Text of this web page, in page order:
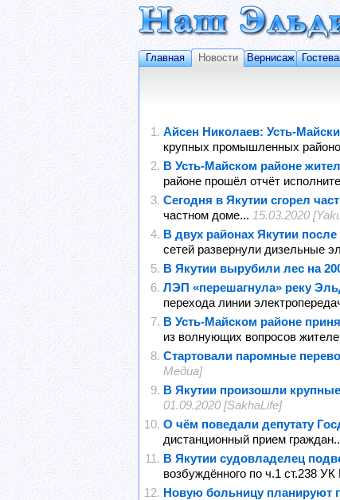
Главная Новости Вернисаж
Айсен Николаев: Усть-
крупных промышленных
В Усть-Майском районе
районе прошёл отчёт
Сегодня в Якутии сгорел
частном доме... 15.03.2020
В двух районах Якутии
сетей развернули дизельные
В Якутии вырубили лес на
ЛЭП «перешагнула» реку
перехода линии
В Усть-Майском районе
из волнующих вопросов
Стартовали паромные
Медиа]
В Якутии произошли
01.09.2020 [SakhaLife]
О чём поведали депутату
дистанционный прием
В Якутии судовладелец
возбуждённого по ч.1 ст.238
Новую больницу планируют